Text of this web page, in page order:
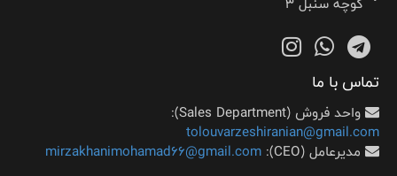
تماس با ما
واحد فروش (Sales Department):
tolouvarzeshiranian@gmail.com
مدیرعامل (CEO):
mirzakhanimohamad66@gmail.com